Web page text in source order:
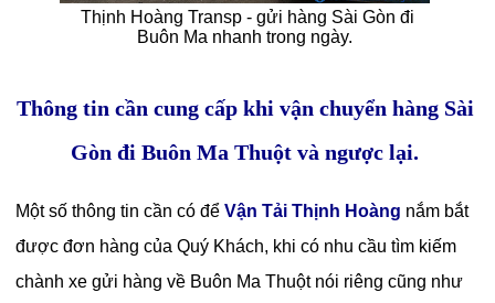
Thịnh Hoàng Transp - gửi hàng Sài Gòn đi
Buôn Ma nhanh trong ngày.
Thông tin cần cung cấp khi vận chuyển hàng Sài
Gòn đi Buôn Ma Thuột và ngược lại.
Một số thông tin cần có đểVận Tải Thịnh Hoàng nắm bắt
được đơn hàng của Quý Khách, khi có nhu cầu tìm kiếm
chành xe gửi hàng về Buôn Ma Thuột nói riêng cũng như